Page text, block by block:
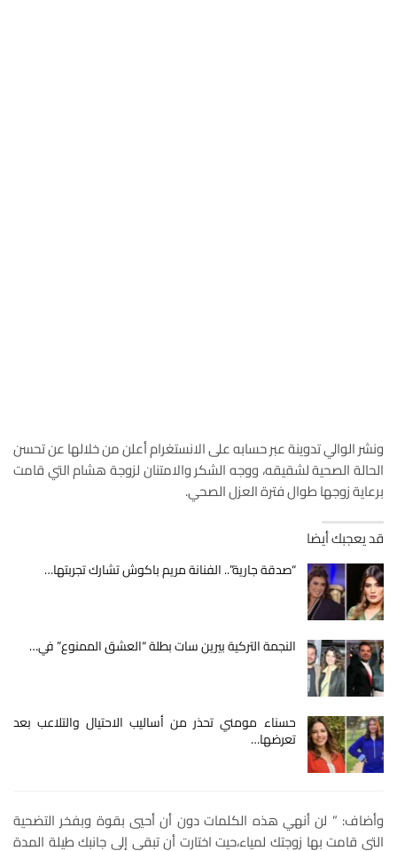
ونشر الوالي تدوينة عبر حسابه على الانستغرام أعلن من خلالها عن تحسن
الحالة الصحية لشقيقه، ووجه الشكر والامتنان لزوجة هشام التي قامت
برعاية زوجها طوال فترة العزل الصحي.
قد يعجبك أيضا
“صدقة جارية”.. الفنانة مريم باكوش تشارك تجربتها…
النجمة التركية بيرين سات بطلة “العشق الممنوع” في…
حسناء مومني تحذر من أساليب الاحتيال والتلاعب بعد
تعرضها…
وأضاف: ” لن أنهي هذه الكلمات دون أن أحيي بقوة وبفخر التضحية
التي قامت بها زوجتك لمياء،حيت اختارت أن تبقى إلى جانبك طيلة المدة